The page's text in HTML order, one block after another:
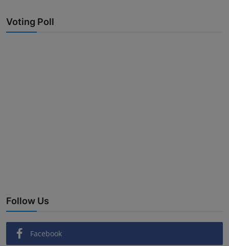
Voting Poll
Follow Us
Facebook